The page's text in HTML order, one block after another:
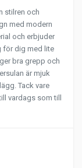
stilren och
med modern
och erbjuder
för dig med lite
bra grepp och
är mjuk
Tack vare
vardags som till